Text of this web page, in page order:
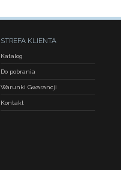
STREFA KLIENTA
Katalog
Do pobrania
Warunki Gwarancji
Kontakt